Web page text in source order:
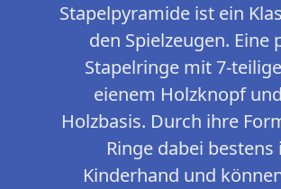
Stapelpyramide ist ein
den Spielzeugen. Eine
Stapelringe mit 7-
eienem Holzknopf
Holzbasis. Durch ihre
Ringe dabei bestens
Kinderhand und